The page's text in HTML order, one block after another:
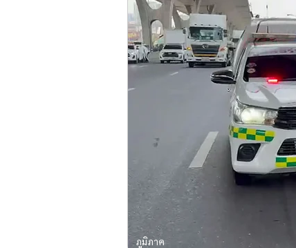
ภูมิภาค